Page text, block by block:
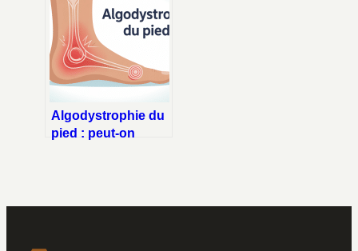
Algodystrophie du
pied : peut-on